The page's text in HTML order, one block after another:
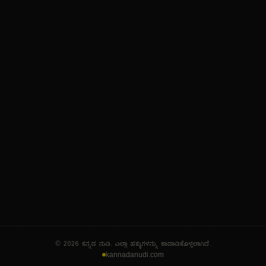
© 2026 ಕನ್ನಡ ನುಡಿ. ಎಲ್ಲಾ ಹಕ್ಕುಗಳನ್ನು ಕಾಪಾಡಿಕೊಳ್ಳಲಾಗಿದೆ.
kannadanudi.com